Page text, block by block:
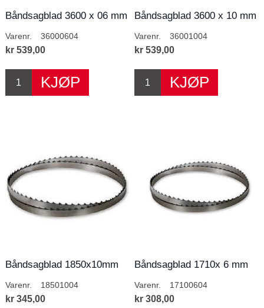
Båndsagblad 3600 x 06 mm
Varenr. 36000604
kr 539,00
Båndsagblad 3600 x 10 mm
Varenr. 36001004
kr 539,00
Båndsagblad 1850x10mm
Varenr. 18501004
kr 345,00
Båndsagblad 1710x 6 mm
Varenr. 17100604
kr 308,00